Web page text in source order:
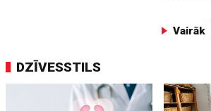
Vairāk
DZĪVESSTILS